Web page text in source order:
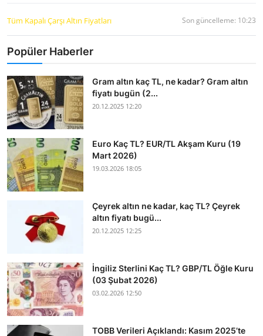
Tüm Kapalı Çarşı Altın Fiyatları Son güncelleme: 10:23
Popüler Haberler
Gram altın kaç TL, ne kadar? Gram altın
fiyatı bugün (2...
20.12.2025 12:20
Euro Kaç TL? EUR/TL Akşam Kuru (19
Mart 2026)
19.03.2026 18:05
Çeyrek altın ne kadar, kaç TL? Çeyrek
altın fiyatı bugü...
20.12.2025 12:25
İngiliz Sterlini Kaç TL? GBP/TL Öğle Kuru
(03 Şubat 2026)
03.02.2026 12:50
TOBB Verileri Açıklandı: Kasım 2025’te